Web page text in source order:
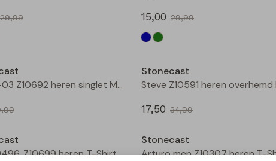
29,99
15,00 29,99
M61SL-03 Z10692 heren singlet Marine
Stonecast
17,50 34,99
MT-49496. Z10699 heren T-Shirt km raf/jeans
Stonecast